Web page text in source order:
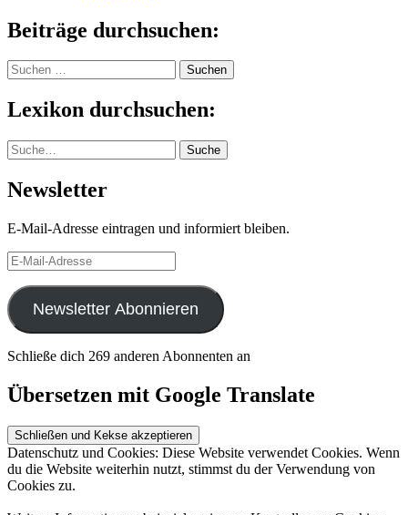
Beiträge durchsuchen:
Suchen
nach:
Lexikon durchsuchen:
Suche Suche
Newsletter
E-Mail-Adresse eintragen und informiert bleiben.
E-
Mail-
Adresse
Newsletter Abonnieren
Schließe dich 269 anderen Abonnenten an
Übersetzen mit Google Translate
Datenschutz und Cookies: Diese Website verwendet Cookies. Wenn
du die Website weiterhin nutzt, stimmst du der Verwendung von
Cookies zu.